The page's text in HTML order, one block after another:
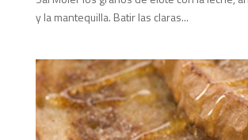
y la mantequilla. Batir las claras...